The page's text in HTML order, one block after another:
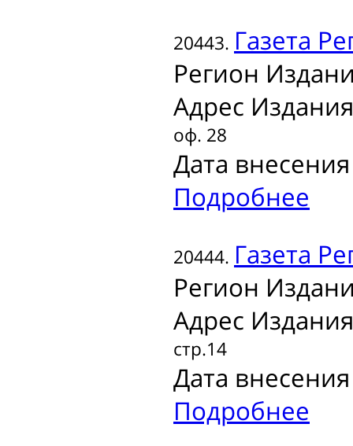
20443. Газета
Регион
Адрес
оф. 28
Дата
Подробнее
20444. Газета
Регион
Адрес
стр.14
Дата
Подробнее